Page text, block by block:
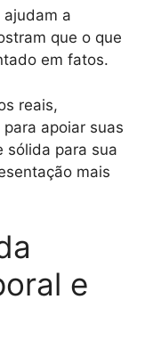
a
que o que
em fatos.
reais,
apoiar suas
sólida para sua
mais
e